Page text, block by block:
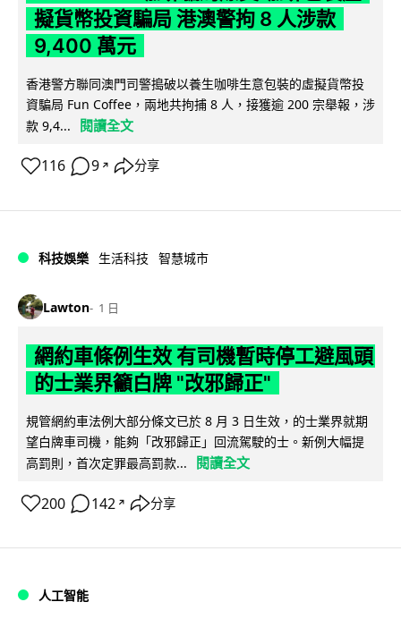
擬貨幣投資騙局 港澳警拘 8 人涉款
9,400 萬元
香港警方聯同澳門司警搗破以養生咖啡生意包裝的虛擬貨幣投
資騙局 Fun Coffee，兩地共拘捕 8 人，接獲逾 200 宗舉報，涉
款 9,4...
閱讀全文
116 9 ↗ 分享
科技娛樂 生活科技 智慧城市
Lawton 1 日
網約車條例生效 有司機暫時停工避風頭
的士業界籲白牌 "改邪歸正"
規管網約車法例大部分條文已於 8 月 3 日生效，的士業界就期
望白牌車司機，能夠「改邪歸正」回流駕駛的士。新例大幅提
高罰則，首次定罪最高罰款...
閱讀全文
200 142 ↗ 分享
人工智能